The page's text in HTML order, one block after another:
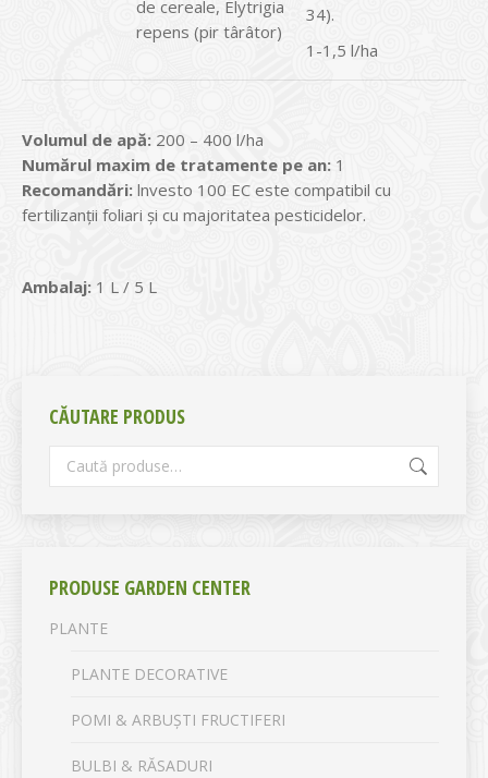
de cereale, Elytrigia
repens (pir târâtor)
34).
1-1,5 l/ha
Volumul de apă: 200 – 400 l/ha
Numărul maxim de tratamente pe an: 1
Recomandări: lnvesto 100 EC este compatibil cu
fertilizanţii foliari şi cu majoritatea pesticidelor.
Ambalaj: 1 L / 5 L
CĂUTARE PRODUS
PRODUSE GARDEN CENTER
PLANTE
PLANTE DECORATIVE
POMI & ARBUȘTI FRUCTIFERI
BULBI & RĂSADURI